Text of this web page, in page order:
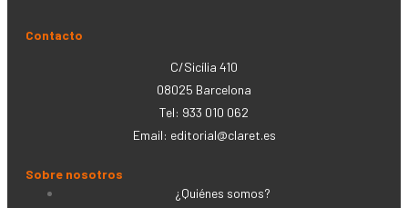
Contacto
C/Sicília 410
08025 Barcelona
Tel: 933 010 062
Email: editorial@claret.es
Sobre nosotros
¿Quiénes somos?